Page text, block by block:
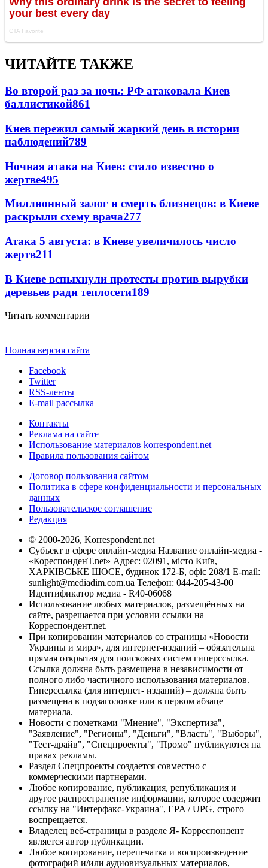
ЧИТАЙТЕ ТАКЖЕ
Во второй раз за ночь: РФ атаковала Киев
баллистикой861
Киев пережил самый жаркий день в истории
наблюдений789
Ночная атака на Киев: стало известно о
жертве495
Миллионный залог и смерть близнецов: в Киеве
раскрыли схему врача277
Атака 5 августа: в Киеве увеличилось число
жертв211
В Киеве вспыхнули протесты против вырубки
деревьев ради теплосети189
Читать комментарии
Полная версия сайта
Facebook
Twitter
RSS-ленты
E-mail рассылка
Контакты
Реклама на сайте
Использование материалов korrespondent.net
Правила пользования сайтом
Договор пользования сайтом
Политика в сфере конфиденциальности и персональных
данных
Пользовательское соглашение
Редакция
© 2000-2026, Korrespondent.net
Субъект в сфере онлайн-медиа Название онлайн-медиа -
«КореспонденТ.net» Адрес: 02091, місто Київ,
ХАРКІВСЬКЕ ШОСЕ, будинок 172-Б, офіс 208/1 E-mail:
sunlight@mediadim.com.ua Телефон: 044-205-43-00
Идентификатор медиа - R40-06068
Использование любых материалов, размещённых на
сайте, разрешается при условии ссылки на
Корреспондент.net.
При копировании материалов со страницы «Новости
Украины и мира», для интернет-изданий – обязательна
прямая открытая для поисковых систем гиперссылка.
Ссылка должна быть размещена в независимости от
полного либо частичного использования материалов.
Гиперссылка (для интернет- изданий) – должна быть
размещена в подзаголовке или в первом абзаце
материала.
Новости с пометками "Мнение", "Экспертиза",
"Заявление", "Регионы", "Деньги", "Власть", "Выборы",
"Тест-драйв", "Спецпроекты", "Промо" публикуются на
правах рекламы.
Раздел Спецпроекты создается совместно с
коммерческими партнерами.
Любое копирование, публикация, републикация и
другое распространение информации, которое содержит
ссылку на "Интерфакс-Украина", EPA / UPG, строго
воспрещается.
Владелец веб-страницы в разделе Я- Корреспондент
является автор публикации.
Любое копирование, перепечатка и воспроизведение
фотографий и/или аудиовизуальных материалов,